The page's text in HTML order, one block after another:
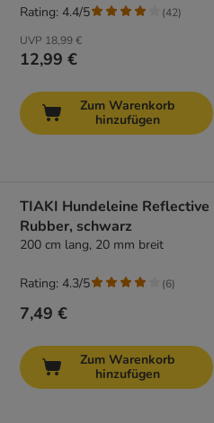
UVP 18,99 €
12,99 €
Rating: 4.4/5 (42)
Zum Warenkorb
hinzufügen
TIAKI Hundeleine Reflective
Rubber, schwarz
200 cm lang, 20 mm breit
7,49 €
Rating: 4.3/5 (6)
Zum Warenkorb
hinzufügen